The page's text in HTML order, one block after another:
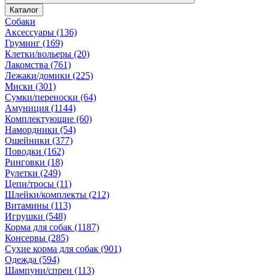
Каталог
Собаки
Аксессуары (136)
Груминг (169)
Клетки/вольеры (20)
Лакомства (761)
Лежаки/домики (225)
Миски (301)
Сумки/переноски (64)
Амуниция (1144)
Комплектующие (60)
Намордники (54)
Ошейники (377)
Поводки (162)
Ринговки (18)
Рулетки (249)
Цепи/тросы (11)
Шлейки/комплекты (212)
Витамины (113)
Игрушки (548)
Корма для собак (1187)
Консервы (285)
Сухие корма для собак (901)
Одежда (594)
Шампуни/спреи (113)